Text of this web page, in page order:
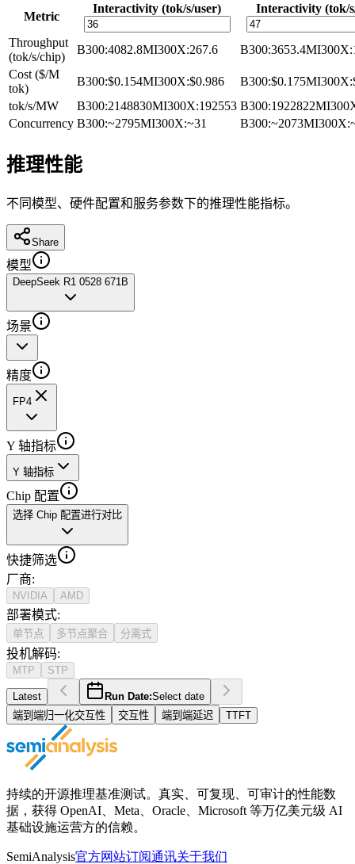
Metric
Interactivity (tok/s/user) Interactivity (tok/
Throughput
(tok/s/chip)
B300:4082.8MI300X:267.6 B300:3653.4MI300X:
Cost ($/M
tok)
B300:$0.154MI300X:$0.986 B300:$0.175MI300X:
tok/s/MW
B300:2148830MI300X:192553 B300:1922822
Concurrency B300:~2795MI300X:~31 B300:~2073MI300X:
推理性能
不同模型、硬件配置和服务参数下的推理性能指标。
Share
模型
DeepSeek R1 0528 671B
场景
精度
FP4
Y 轴指标
Y 轴指标
Chip 配置
选择 Chip 配置进行对比
快捷筛选
厂商:
NVIDIA AMD
部署模式:
单节点 多节点聚合 分离式
投机解码:
MTP STP
Latest Run Date:Select date
端到端归一化交互性
交互性 端到端延迟 TTFT
持续的开源推理基准测试。真实、可复现、可审计的性能数
据，获得 OpenAI、Meta、Oracle、Microsoft 等万亿美元级 AI
基础设施运营方的信赖。
SemiAnalysis官方网站订阅通讯关于我们